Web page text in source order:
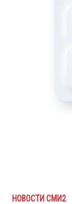
НОВОСТИ СМИ2